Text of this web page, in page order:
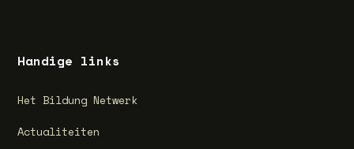
Handige links
Het Bildung Netwerk
Actualiteiten